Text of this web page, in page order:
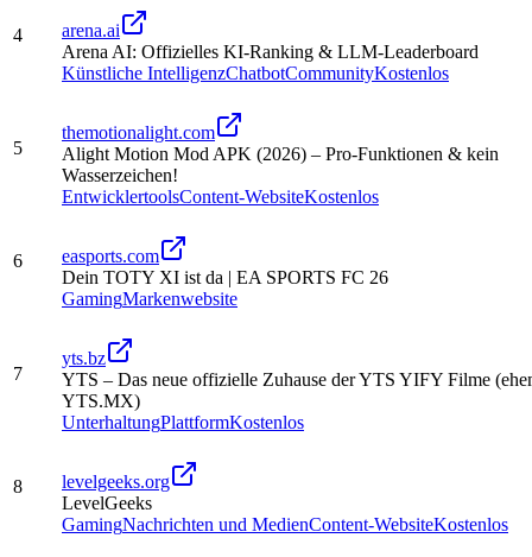
4
arena.ai
Arena AI: Offizielles KI-Ranking & LLM-Leaderboard
Künstliche IntelligenzChatbotCommunityKostenlos
5
themotionalight.com
Alight Motion Mod APK (2026) – Pro-Funktionen & kein
Wasserzeichen!
EntwicklertoolsContent-WebsiteKostenlos
6
easports.com
Dein TOTY XI ist da | EA SPORTS FC 26
GamingMarkenwebsite
7
yts.bz
YTS – Das neue offizielle Zuhause der YTS YIFY Filme
YTS.MX)
UnterhaltungPlattformKostenlos
8
levelgeeks.org
LevelGeeks
GamingNachrichten und MedienContent-WebsiteKostenlos